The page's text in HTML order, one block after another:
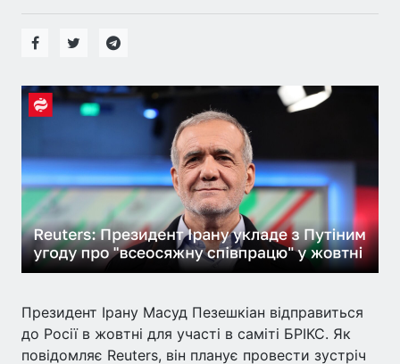
Президент Ірану Масуд Пезешкіан відправиться
до Росії в жовтні для участі в саміті БРІКС. Як
повідомляє Reuters, він планує провести зустріч